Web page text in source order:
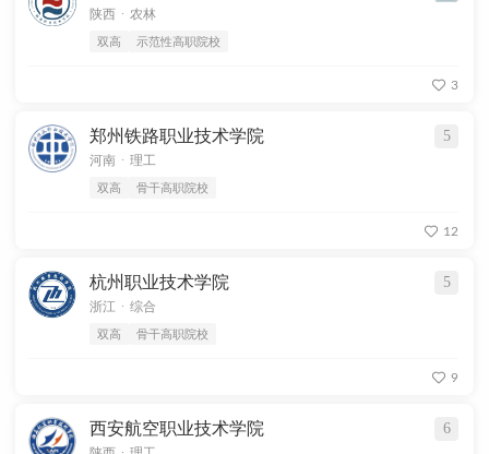
陕西 . 农林
双高 示范性高职院校
3
郑州铁路职业技术学院 5
河南 . 理工
双高 骨干高职院校
12
杭州职业技术学院 5
浙江 . 综合
双高 骨干高职院校
9
西安航空职业技术学院 6
.